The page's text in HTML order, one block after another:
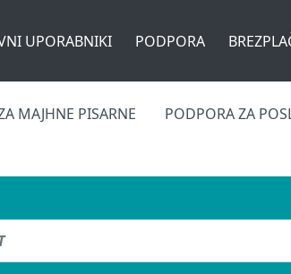
UPORABNIKI PODPORA
MAJHNE PISARNE
PODPORA ZA